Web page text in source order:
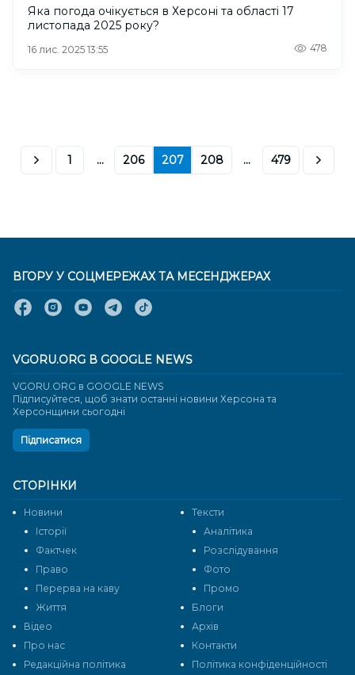
Яка погода очікується в Херсоні та області 17
листопада 2025 року?
16 лис. 2025 13:55 478
1 ... 206 207 208 ... 479
СТОРІНКИ
Новини
Тексти
Історії
Аналітика
Фактчек
Розслідування
Право
Фото
Перерва на каву
Промо
Життя
Блоги
Відео
Архів
Про нас
Контакти
Редакційна політика
Політика конфіденційності
ВГОРУ У СОЦМЕРЕЖАХ ТА МЕСЕНДЖЕРАХ
VGORU.ORG В GOOGLE NEWS
VGORU.ORG в GOOGLE NEWS
Підписуйтеся, щоб знати останні новини Херсона та
Херсонщини сьогодні
Підписатися